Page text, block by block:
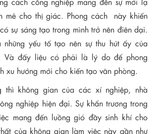
mẽ cho thị giác. Phong cách này khiến
sự sáng tạo trong mình trở nên điên dại.
những yếu tố tạo nên sự thu hút ấy của
Và đấy liệu có phải là lý do để phong
xu hướng mới cho kiến tạo văn phòng.
thì không gian của các xí nghiệp, nhà
nghiệp hiện đại. Sự khẩn trương trong
mang đến luồng gió đầy sinh khí cho
của không gian làm việc này gần như